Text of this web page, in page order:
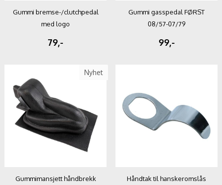
Gummi bremse-/clutchpedal
med logo
79,-
Gummi gasspedal FØRST
08/57-07/79
99,-
Nyhet
Gummimansjett håndbrekk
Håndtak til hanskeromslås